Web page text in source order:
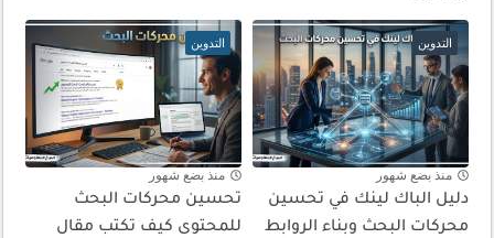
التدوين
منذ بضع شهور
دليل الباك لينك في تحسين
محركات البحث وبناء الروابط
التدوين
منذ بضع شهور
تحسين محركات البحث
للمحتوى كيف تكتب مقال